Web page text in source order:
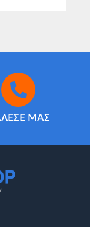
ΜΑΣ